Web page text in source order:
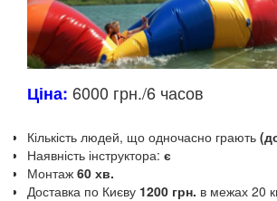
Ціна: 6000 грн./6 часов
Кількість людей, що одночасно грають
Наявність інструктора: є
Монтаж 60 хв.
Доставка по Києву 1200 грн. в межах 20